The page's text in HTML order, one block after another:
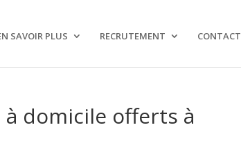
SAVOIR PLUS RECRUTEMENT CONTACT
à domicile offerts à